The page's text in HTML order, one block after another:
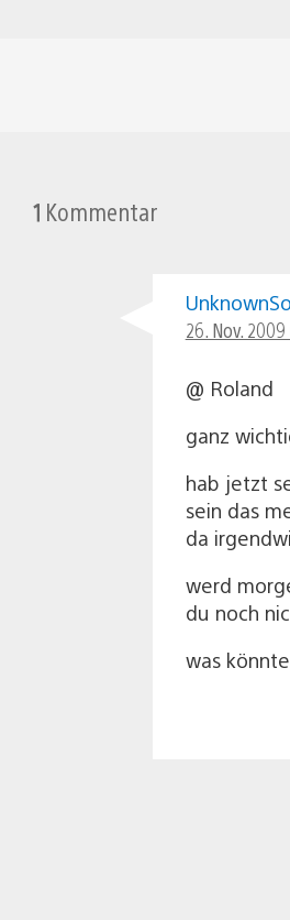
1 Kommentar
26. Nov.
@ Roland
ganz
hab jetzt
sein das
da
werd
du noch
was